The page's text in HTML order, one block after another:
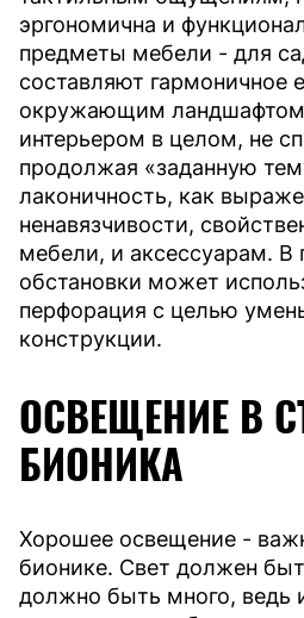
эргономична и
предметы мебели - для
составляют гармоничное
окружающим
интерьером в целом, не
продолжая «заданную
лаконичность, как
ненавязчивости,
мебели, и аксессуарам. В
обстановки может
перфорация с целью
конструкции.
ОСВЕЩЕНИЕ В
БИОНИКА
Хорошее освещение -
бионике. Свет должен
должно быть много, ведь